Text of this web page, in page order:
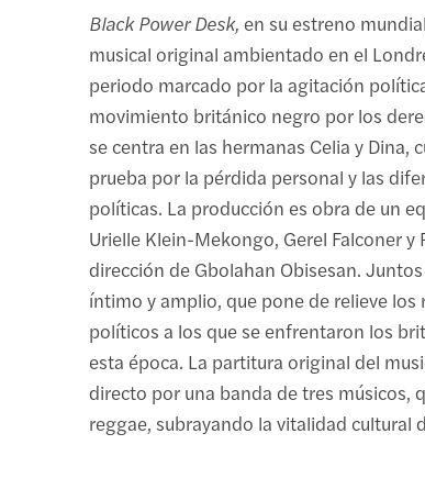
Black Power Desk, en su estreno
musical original ambientado en el
periodo marcado por la agitación
movimiento británico negro por los
se centra en las hermanas Celia y Dina,
prueba por la pérdida personal y las
políticas. La producción es obra de un
Urielle Klein-Mekongo, Gerel Falconer y
dirección de Gbolahan Obisesan.
íntimo y amplio, que pone de relieve los
políticos a los que se enfrentaron los
esta época. La partitura original del
directo por una banda de tres músicos,
reggae, subrayando la vitalidad cultural